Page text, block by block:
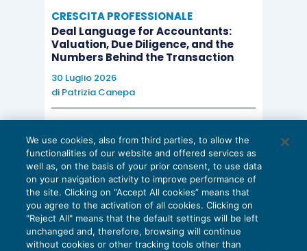
CRESCITA PROFESSIONALE
Deal Language for Accountants:
Valuation, Due Diligence, and the
Numbers Behind the Transaction
30 Luglio 2026
di Patrizia Canepa
EU AI Act e studi professionali: le
scadenze concrete
27 Luglio 2026
di Diego BarberieStefano Dovier
We use cookies, also from third parties, to allow the
functionalities of our website and offered services as
well as, on the basis of your prior consent, to use data
on your navigation activity to improve performance of
the site. Clicking on “Accept All cookies” means that
you agree to the activation of all cookies. Clicking on
"Reject All" means that the default settings will be left
unchanged and, therefore, browsing will continue
without cookies or other tracking tools other than